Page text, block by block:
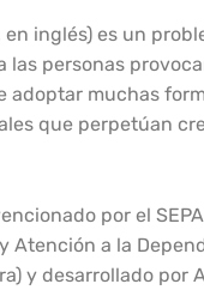
en inglés) es un
las personas
adoptar muchas
que perpetúan
por el
Atención a la
y desarrollado por